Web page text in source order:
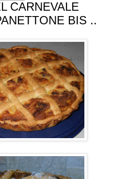
CARNEVALE
BIS ..